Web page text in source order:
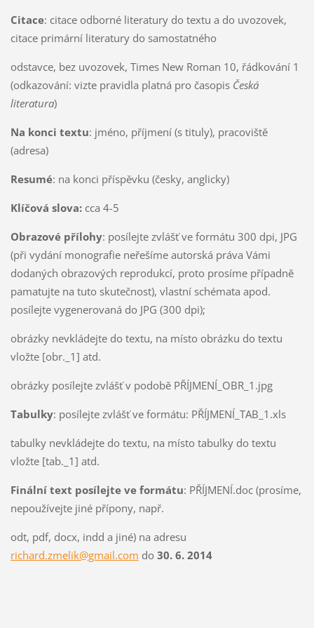
Citace: citace odborné literatury do textu a do uvozovek,
citace primární literatury do samostatného
odstavce, bez uvozovek, Times New Roman 10, řádkování 1
(odkazování: vizte pravidla platná pro časopis Česká
literatura)
Na konci textu: jméno, příjmení (s tituly), pracoviště
(adresa)
Resumé: na konci příspěvku (česky, anglicky)
Klíčová slova:cca 4-5
Obrazové přílohy: posílejte zvlášť ve formátu 300 dpi, JPG
(při vydání monografie neřešíme autorská práva Vámi
dodaných obrazových reprodukcí, proto prosíme případně
pamatujte na tuto skutečnost), vlastní schémata apod.
posílejte vygenerovaná do JPG (300 dpi);
obrázky nevkládejte do textu, na místo obrázku do textu
vložte [obr._1] atd.
obrázky posílejte zvlášť v podobě PŘÍJMENÍ_OBR_1.jpg
Tabulky: posílejte zvlášť ve formátu: PŘÍJMENÍ_TAB_1.xls
tabulky nevkládejte do textu, na místo tabulky do textu
vložte [tab._1] atd.
Finální text posílejte ve formátu: PŘÍJMENÍ.doc (prosíme,
nepoužívejte jiné přípony, např.
odt, pdf, docx, indd a jiné) na adresu
richard.zmelik@gmail.com do 30. 6. 2014